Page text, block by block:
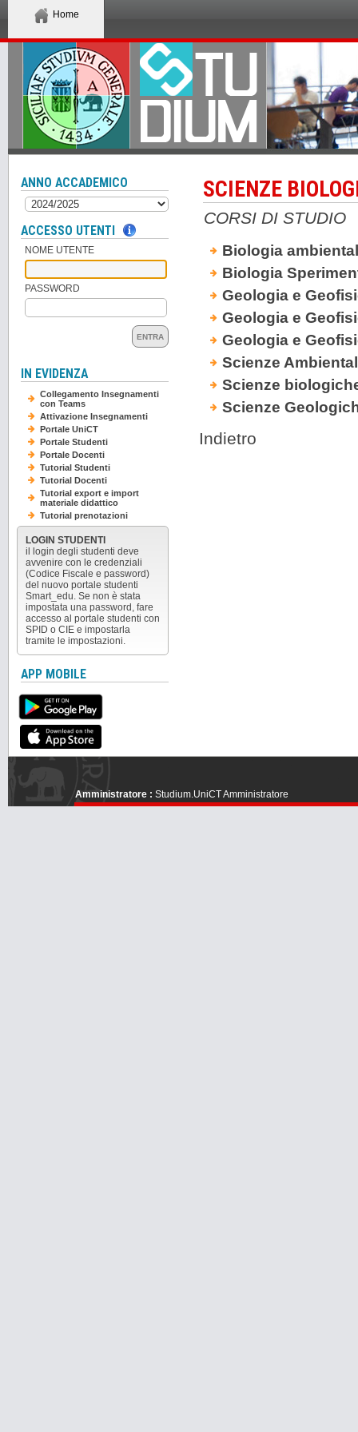
Home
SCIENZE
CORSI DI STUDIO
Biologia
Biologia
Geologia e
Geologia e
Geologia e
Scienze
Scienze
Scienze
Indietro
ANNO ACCADEMICO
ACCESSO UTENTI
NOME UTENTE
PASSWORD
ENTRA
IN EVIDENZA
Collegamento Insegnamenti
con Teams
Attivazione Insegnamenti
Portale UniCT
Portale Studenti
Portale Docenti
Tutorial Studenti
Tutorial Docenti
Tutorial export e import
materiale didattico
Tutorial prenotazioni
LOGIN STUDENTI
il login degli studenti deve
avvenire con le credenziali
(Codice Fiscale e password)
del nuovo portale studenti
Smart_edu. Se non è stata
impostata una password, fare
accesso al portale studenti con
SPID o CIE e impostarla
tramite le impostazioni.
APP MOBILE
Amministratore : Studium.UniCT Amministratore